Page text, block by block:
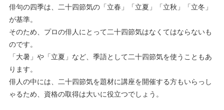
俳句の四季は、二十四節気の「立春」「立夏」「立秋」「立冬」
が基準。
そのため、プロの俳人にとって二十四節気はなくてはならないも
のです。
「大暑」や「立夏」など、季語として二十四節気を使うこともあ
ります。
俳人の中には、二十四節気を題材に講座を開催する方もいらっし
ゃるため、資格の取得は大いに役立つでしょう。